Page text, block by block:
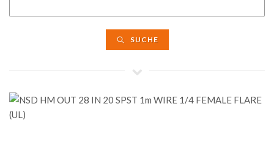
SUCHE